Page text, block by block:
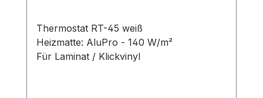
Thermostat RT-45 weiß
Heizmatte: AluPro - 140 W/m²
Für Laminat / Klickvinyl